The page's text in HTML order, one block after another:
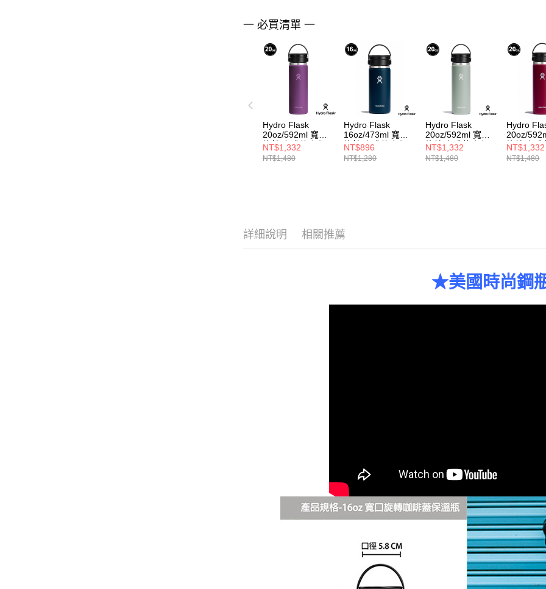
一 必買清單 一
Hydro Flask
20oz/592ml 寬口
旋轉 咖啡蓋 保溫
瓶 紫薔薇
NT$1,332
NT$1,480
Hydro Flask
16oz/473ml 寬口
旋轉 咖啡蓋 保溫
瓶 靛藍色
NT$896
NT$1,280
Hydro Flask
20oz/592ml 寬口
旋轉 咖啡蓋 保溫
瓶 灰綠
NT$1,332
NT$1,480
Hydro
20oz/
旋轉 咖啡
瓶 酒紅色
NT$1,332
NT$1,480
詳細說明 相關推薦
★美國時尚鋼